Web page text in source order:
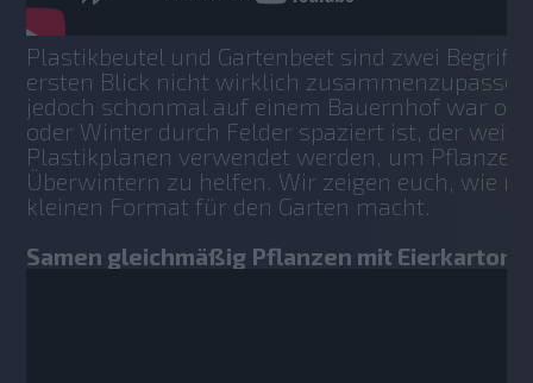
Plastikbeutel und Gartenbeet sind zwei
ersten Blick nicht wirklich
jedoch schonmal auf einem Bauernhof war
oder Winter durch Felder spaziert ist, der
Plastikplanen verwendet werden, um Pflanzen
Überwintern zu helfen. Wir zeigen euch, wie
kleinen Format für den Garten macht.
Samen gleichmäßig Pflanzen mit Eierkarton: